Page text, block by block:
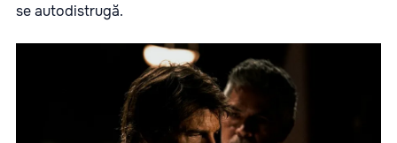
se autodistrugă.